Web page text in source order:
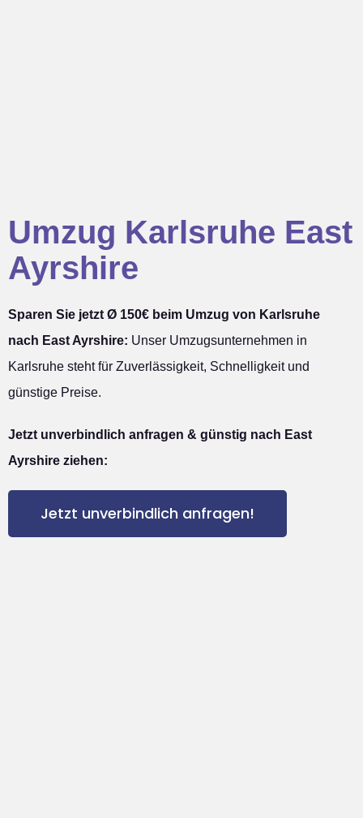
Umzug Karlsruhe East
Ayrshire
Sparen Sie jetzt Ø 150€ beim Umzug von Karlsruhe
nach East Ayrshire: Unser Umzugsunternehmen in
Karlsruhe steht für Zuverlässigkeit, Schnelligkeit und
günstige Preise.
Jetzt unverbindlich anfragen & günstig nach East
Ayrshire ziehen:
Jetzt unverbindlich anfragen!